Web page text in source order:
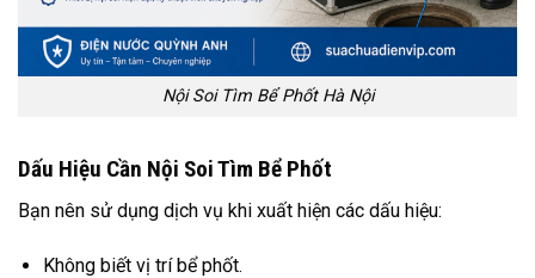
Nội Soi Tìm Bể Phốt Hà Nội
Dấu Hiệu Cần Nội Soi Tìm Bể Phốt
Bạn nên sử dụng dịch vụ khi xuất hiện các dấu hiệu:
Không biết vị trí bể phốt.